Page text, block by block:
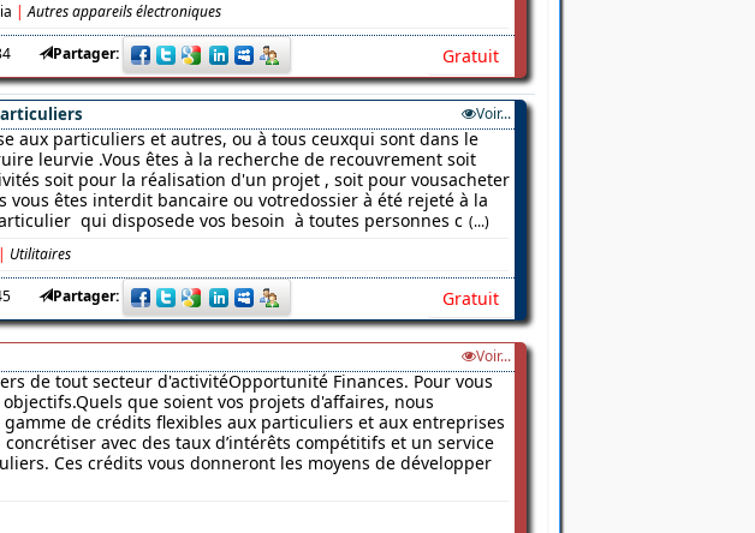
| Autres appareils électroniques
Partager: Gratuit
Voir...
aux particuliers et autres, ou à tous ceuxqui sont dans le
leurvie .Vous êtes à la recherche de recouvrement soit
soit pour la réalisation d'un projet , soit pour vousacheter
vous êtes interdit bancaire ou votredossier à été rejeté à la
qui disposede vos besoin à toutes personnes c (...)
| Utilitaires
Partager: Gratuit
Voir...
de tout secteur d'activitéOpportunité Finances. Pour vous
que soient vos projets d'affaires, nous
gamme de crédits flexibles aux particuliers et aux entreprises
avec des taux d’intérêts compétitifs et un service
Ces crédits vous donneront les moyens de développer